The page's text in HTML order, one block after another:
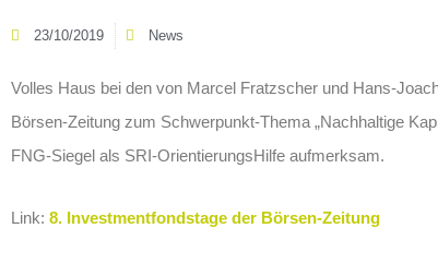
23/10/2019 News
Volles Haus bei den von Marcel Fratzscher und Hans-
Börsen-Zeitung zum Schwerpunkt-Thema „Nachhaltige
FNG-Siegel als SRI-OrientierungsHilfe aufmerksam.
Link: 8. Investmentfondstage der Börsen-Zeitung